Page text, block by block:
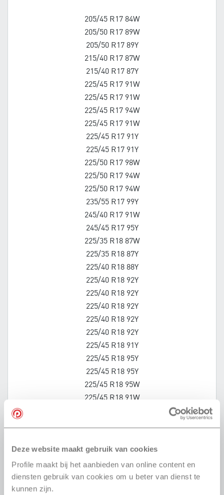
Deze website maakt gebruik van cookies
Profile maakt bij het aanbieden van online content en
diensten gebruik van cookies om u beter van dienst te
kunnen zijn.
205/45 R17 84W
205/50 R17 89W
205/50 R17 89Y
215/40 R17 87W
215/40 R17 87Y
225/45 R17 91W
225/45 R17 91W
225/45 R17 94W
225/45 R17 91W
225/45 R17 91Y
225/45 R17 91Y
225/50 R17 98W
225/50 R17 94W
225/50 R17 94W
235/55 R17 99Y
245/40 R17 91W
245/45 R17 95Y
225/35 R18 87W
225/35 R18 87Y
225/40 R18 88Y
225/40 R18 92Y
225/40 R18 92Y
225/40 R18 92Y
225/40 R18 92Y
225/40 R18 92Y
225/45 R18 91Y
225/45 R18 95Y
225/45 R18 95Y
225/45 R18 95W
225/45 R18 91W
235/40 R18 95Y
235/45 R18 98W
235/45 R18 94W